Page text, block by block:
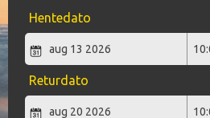
Hentedato
Returdato